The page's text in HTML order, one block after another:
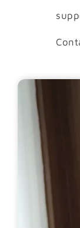
Passer
produits